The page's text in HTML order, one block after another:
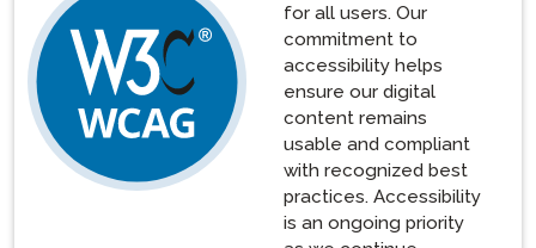
for all users. Our
commitment to
accessibility helps
ensure our digital
content remains
usable and compliant
with recognized best
practices. Accessibility
is an ongoing priority